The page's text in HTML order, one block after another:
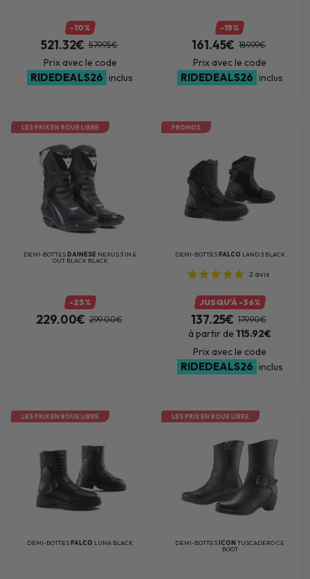
-10%
521.32€ 579.95€
Prix avec le code
RIDEDEALS26 inclus
-15%
161.45€ 189.99€
Prix avec le code
RIDEDEALS26 inclus
LES PRIX EN ROUE LIBRE
DEMI-BOTTESDAINESE NEXUS 3 IN &
OUT BLACK BLACK
-23%
229.00€ 299.00€
PROMOS
DEMI-BOTTESFALCO LAND 3 BLACK
2 avis
JUSQU'À -36%
137.25€ 179.90€
à partir de 115.92€
Prix avec le code
RIDEDEALS26 inclus
LES PRIX EN ROUE LIBRE
DEMI-BOTTESFALCO LUNA BLACK
LES PRIX EN ROUE LIBRE
DEMI-BOTTESICONTUSCADERO CE
BOOT